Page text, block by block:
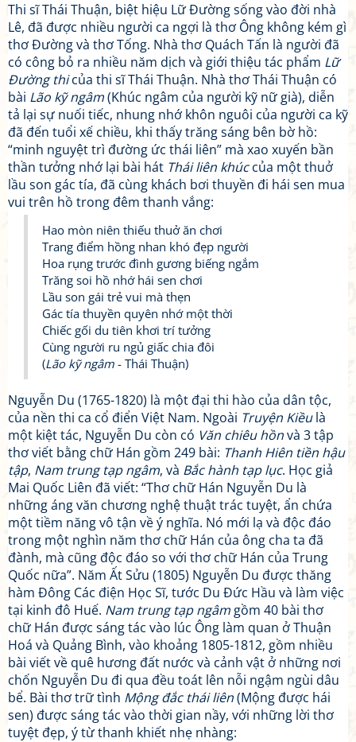
Thi sĩ Thái Thuận, biệt hiệu Lữ Đường sống vào đời nhà
Lê, đã được nhiều người ca ngợi là thơ Ông không kém gì
thơ Đường và thơ Tống. Nhà thơ Quách Tấn là người đã
có công bỏ ra nhiều năm dịch và giới thiệu tác phẩm Lữ
Đường thicủa thi sĩ Thái Thuận. Nhà thơ Thái Thuận có
bài Lão kỹ ngâm(Khúc ngâm của người kỹ nữ già), diễn
tả lại sự nuối tiếc, nhung nhớ khôn nguôi của người ca kỹ
đã đến tuổi xế chiều, khi thấy trăng sáng bên bờ hồ:
“minh nguyệt trì đường ức thái liên” mà xao xuyến bần
thần tưởng nhớ lại bài hát Thái liên khúccủa một thuở
lầu son gác tía, đã cùng khách bơi thuyền đi hái sen mua
vui trên hồ trong đêm thanh vắng:
Hao mòn niên thiếu thuở ăn chơi
Trang điểm hồng nhan khó đẹp người
Hoa rụng trước đình gương biếng ngắm
Trăng soi hồ nhớ hái sen chơi
Lầu son gái trẻ vui mà thẹn
Gác tía thuyền quyên nhớ một thời
Chiếc gối du tiên khơi trí tưởng
Cùng người ru ngủ giấc chia đôi
(Lão kỹ ngâm - Thái Thuận)
Nguyễn Du (1765-1820) là một đại thi hào của dân tộc,
của nền thi ca cổ điển Việt Nam. Ngoài Truyện Kiềulà
một kiệt tác, Nguyễn Du còn có Văn chiêu hồnvà 3 tập
thơ viết bằng chữ Hán gồm 249 bài: Thanh Hiên tiền hậu
tập, Nam trung tạp ngâm, và Bắc hành tạp lục. Học giả
Mai Quốc Liên đã viết: “Thơ chữ Hán Nguyễn Du là
những áng văn chương nghệ thuật trác tuyệt, ẩn chứa
một tiềm năng vô tận về ý nghĩa. Nó mới lạ và độc đáo
trong một nghìn năm thơ chữ Hán của ông cha ta đã
đành, mà cũng độc đáo so với thơ chữ Hán của Trung
Quốc nữa”. Năm Ất Sửu (1805) Nguyễn Du được thăng
hàm Đông Các điện Học Sĩ, tước Du Đức Hầu và làm việc
tại kinh đô Huế. Nam trung tạp ngâm gồm 40 bài thơ
chữ Hán được sáng tác vào lúc Ông làm quan ở Thuận
Hoá và Quảng Bình, vào khoảng 1805-1812, gồm nhiều
bài viết về quê hương đất nước và cảnh vật ở những nơi
chốn Nguyễn Du đi qua đều toát lên nỗi ngậm ngùi dâu
bể. Bài thơ trữ tình Mộng đắc thái liên(Mộng được hái
sen) được sáng tác vào thời gian nầy, với những lời thơ
tuyệt đẹp, ý từ thanh khiết nhẹ nhàng: